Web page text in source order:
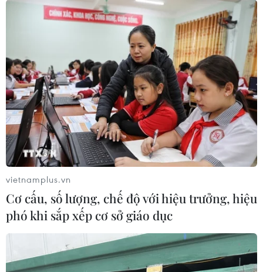
vietnamplus.vn
Cơ cấu, số lượng, chế độ với hiệu trưởng, hiệu
phó khi sắp xếp cơ sở giáo dục